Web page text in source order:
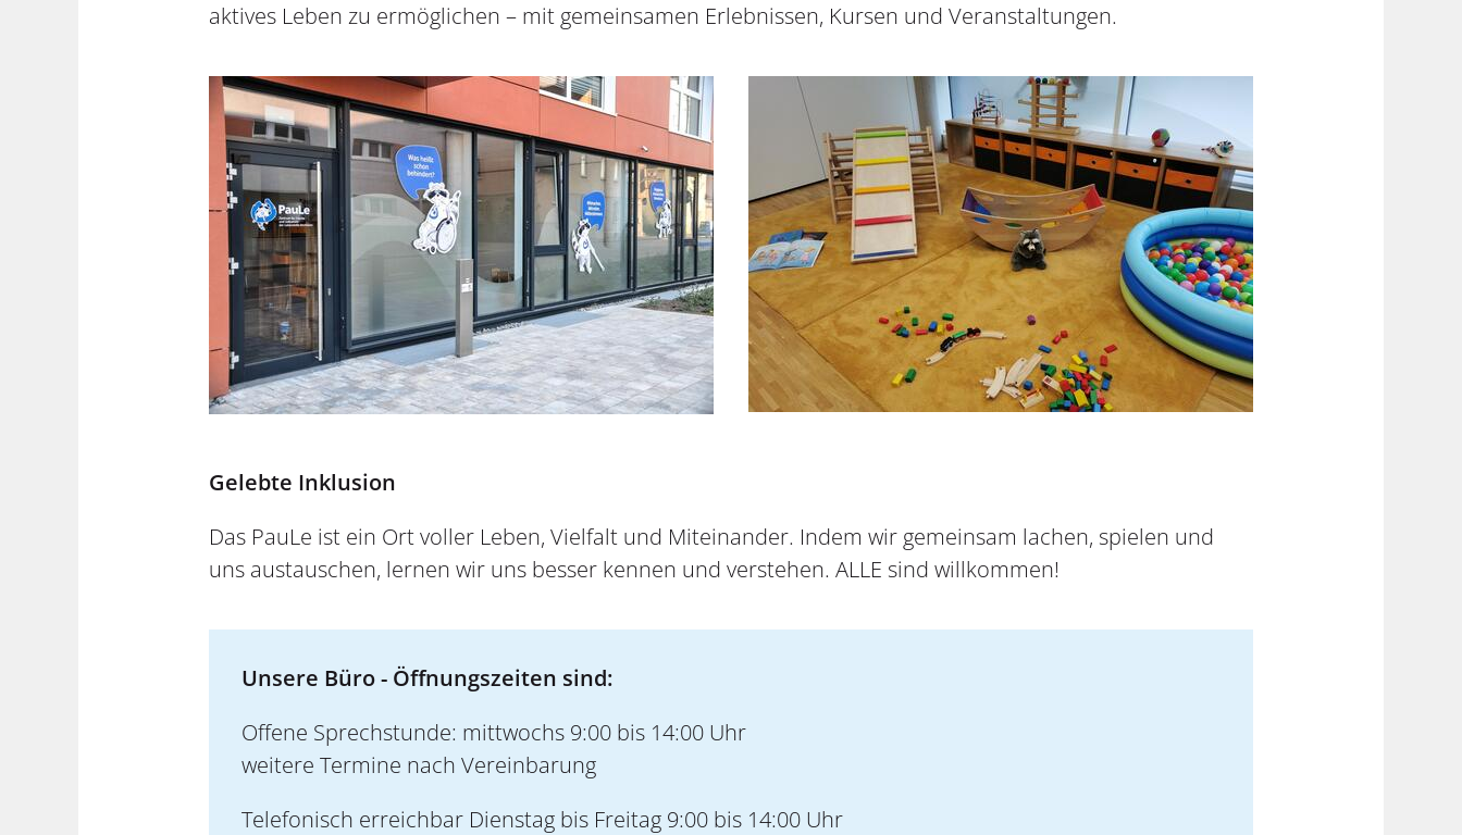
aktives Leben zu ermöglichen – mit gemeinsamen Erlebnissen, Kursen und Veranstaltungen.
Gelebte Inklusion
Das PauLe ist ein Ort voller Leben, Vielfalt und Miteinander. Indem wir gemeinsam lachen, spielen und
uns austauschen, lernen wir uns besser kennen und verstehen. ALLE sind willkommen!
Unsere Büro - Öffnungszeiten sind:
Offene Sprechstunde: mittwochs 9:00 bis 14:00 Uhr
weitere Termine nach Vereinbarung
Telefonisch erreichbar Dienstag bis Freitag 9:00 bis 14:00 Uhr